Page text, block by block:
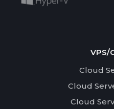
VPS/
Cloud
Cloud
Cloud